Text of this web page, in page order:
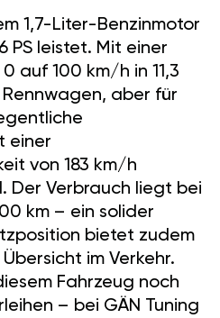
1,7-Liter-Benzinmotor
PS leistet. Mit einer
auf 100 km/h in 11,3
aber für
einer
von 183 km/h
Der Verbrauch liegt bei
km – ein solider
bietet zudem
im Verkehr.
Fahrzeug noch
– bei GÄN Tuning